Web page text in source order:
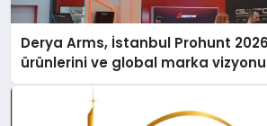
Derya Arms, İstanbul Prohunt
ürünlerini ve global marka